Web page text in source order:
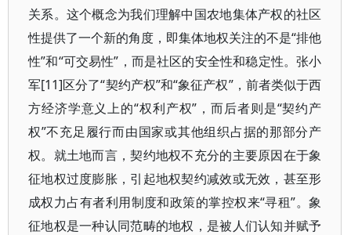
关系。这个概念为我们理解中国农地集体产权的社区
性提供了一个新的角度，即集体地权关注的不是“排他
性”和“可交易性”，而是社区的安全性和稳定性。张小
军[11]区分了“契约产权”和“象征产权”，前者类似于西
方经济学意义上的“权利产权”，而后者则是“契约产
权”不充足履行而由国家或其他组织占据的那部分产
权。就土地而言，契约地权不充分的主要原因在于象
征地权过度膨胀，引起地权契约减效或无效，甚至形
成权力占有者利用制度和政策的掌控权来“寻租”。象
征地权是一种认同范畴的地权，是被人们认知并赋予